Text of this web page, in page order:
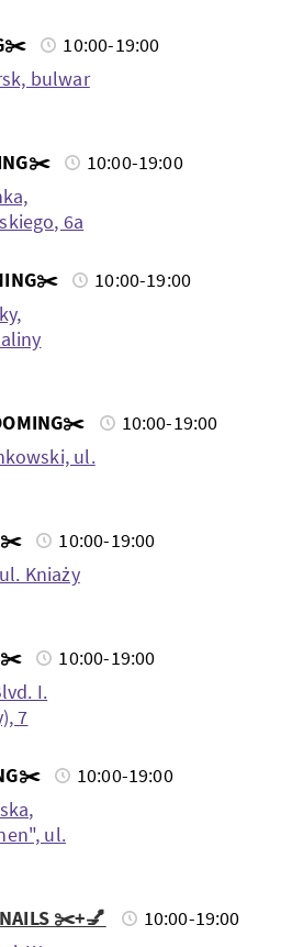
10:00-19:00
bulwar
10:00-19:00
6a
10:00-19:00
10:00-19:00
ul.
10:00-19:00
Kniaży
10:00-19:00
I.
7
10:00-19:00
ul.
✂️+💅
10:00-19:00